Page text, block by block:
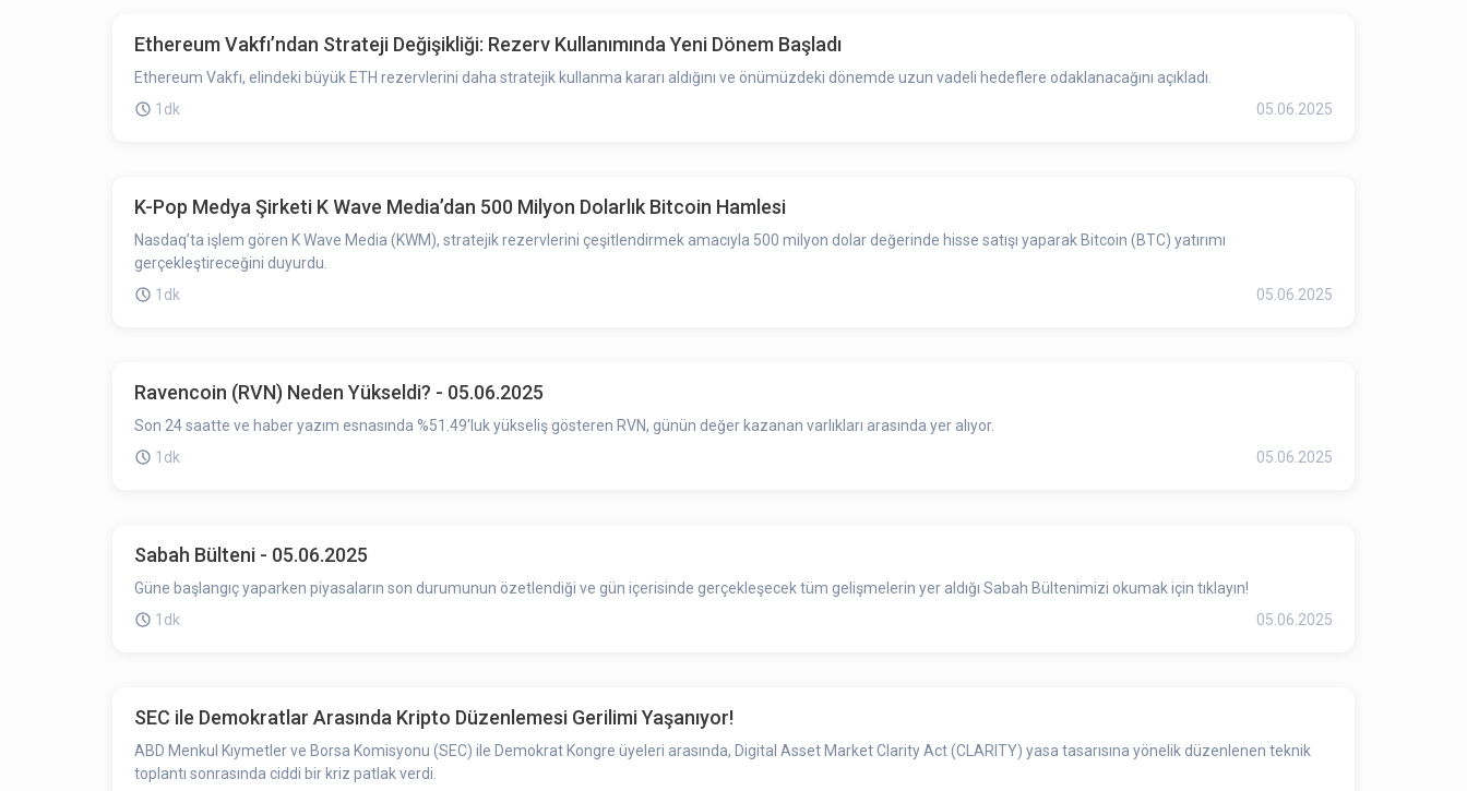
Ethereum Vakfı’ndan Strateji Değişikliği: Rezerv Kullanımında Yeni Dönem Başladı
Ethereum Vakfı, elindeki büyük ETH rezervlerini daha stratejik kullanma kararı aldığını ve önümüzdeki dönemde uzun vadeli hedeflere odaklanacağını açıkladı.
1dk
05.06.2025
K-Pop Medya Şirketi K Wave Media’dan 500 Milyon Dolarlık Bitcoin Hamlesi
Nasdaq’ta işlem gören K Wave Media (KWM), stratejik rezervlerini çeşitlendirmek amacıyla 500 milyon dolar değerinde hisse satışı yaparak Bitcoin (BTC) yatırımı
gerçekleştireceğini duyurdu.
1dk
05.06.2025
Ravencoin (RVN) Neden Yükseldi? - 05.06.2025
Son 24 saatte ve haber yazım esnasında %51.49'luk yükseliş gösteren RVN, günün değer kazanan varlıkları arasında yer alıyor.
1dk
05.06.2025
Sabah Bülteni - 05.06.2025
Güne başlangıç yaparken piyasaların son durumunun özetlendiği ve gün içerisinde gerçekleşecek tüm gelişmelerin yer aldığı Sabah Bültenimizi okumak için tıklayın!
1dk
05.06.2025
SEC ile Demokratlar Arasında Kripto Düzenlemesi Gerilimi Yaşanıyor!
ABD Menkul Kıymetler ve Borsa Komisyonu (SEC) ile Demokrat Kongre üyeleri arasında, Digital Asset Market Clarity Act (CLARITY) yasa tasarısına yönelik düzenlenen teknik
toplantı sonrasında ciddi bir kriz patlak verdi.